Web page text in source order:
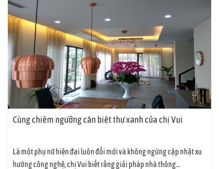
Cùng chiêm ngưỡng căn biệt thự xanh của chị Vui
Là một phụ nữ hiện đại luôn đổi mới và không ngừng cập nhật xu
hướng công nghệ, chị Vui biết rằng giải pháp nhà thông...